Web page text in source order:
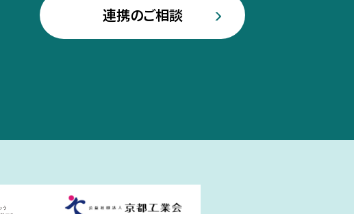
連携のご相談